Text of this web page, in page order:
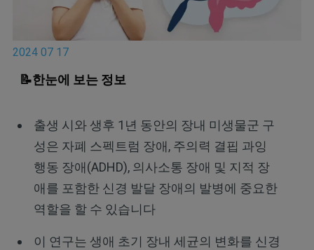
2024 07 17
📝한눈에 보는 정보
출생 시와 생후 1년 동안의 장내 미생물군 구
성은 자폐 스펙트럼 장애, 주의력 결핍 과잉
행동 장애(ADHD), 의사소통 장애 및 지적 장
애를 포함한 신경 발달 장애의 발병에 중요한
역할을 할 수 있습니다
이 연구는 생애 초기 장내 세균의 변화를 신경